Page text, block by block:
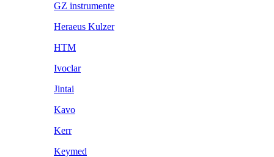
GZ instrumente
Heraeus Kulzer
HTM
Ivoclar
Jintai
Kavo
Kerr
Keymed